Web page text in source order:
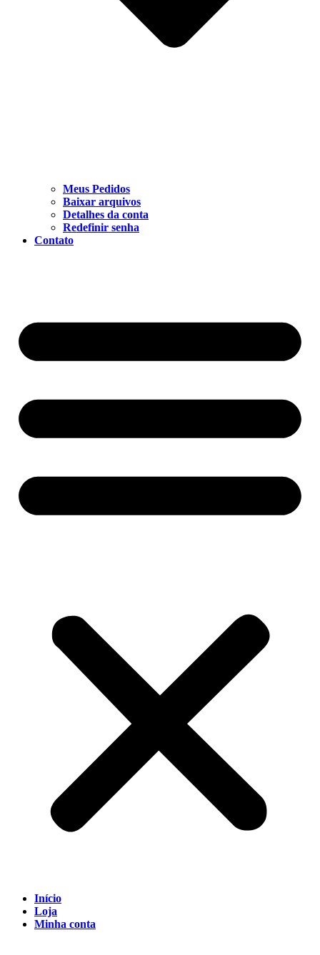
Meus Pedidos
Baixar arquivos
Detalhes da conta
Redefinir senha
Contato
Início
Loja
Minha conta